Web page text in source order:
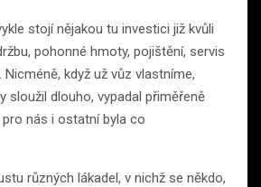
stojí nějakou tu investici již kvůli
pohonné hmoty, pojištění, servis
Nicméně, když už vůz vlastníme,
sloužil dlouho, vypadal přiměřeně
nás i ostatní byla co
různých lákadel, v nichž se někdo,